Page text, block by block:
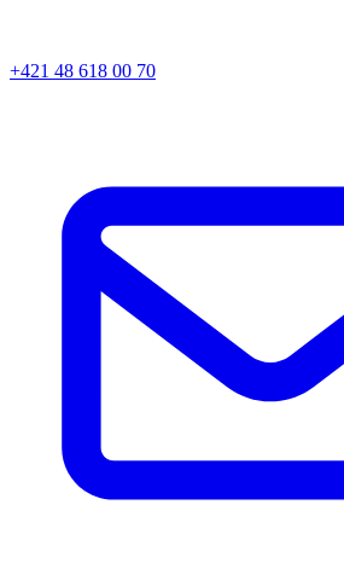
+421 48 618 00 70